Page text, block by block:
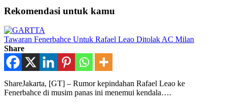
Rekomendasi untuk kamu
Tawaran Fenerbahce Untuk Rafael Leao Ditolak AC Milan
Share
ShareJakarta, [GT] – Rumor kepindahan Rafael Leao ke
Fenerbahce di musim panas ini menemui kendala….